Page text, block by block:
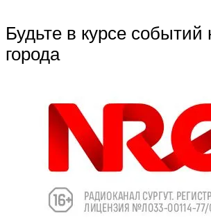
Будьте в курсе событий
города